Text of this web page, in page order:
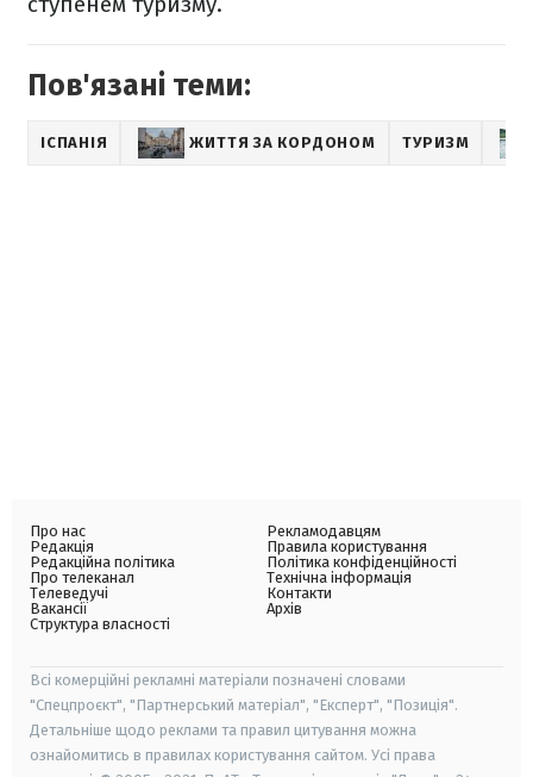
Пов'язані теми:
ІСПАНІЯ ЖИТТЯ ЗА КОРДОНОМ ТУРИЗМ
Про нас
Редакція
Редакційна політика
Про телеканал
Телеведучі
Вакансії
Структура власності
Рекламодавцям
Правила користування
Політика конфіденційності
Технічна інформація
Контакти
Архів
Всі комерційні рекламні матеріали позначені словами
"Спецпроєкт", "Партнерський матеріал", "Експерт", "Позиція".
Детальніше щодо реклами та правил цитування можна
ознайомитись в правилах користування сайтом. Усі права